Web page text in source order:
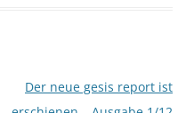
Der neue gesis report ist